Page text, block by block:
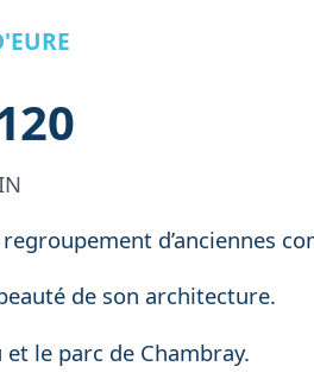
d’anciennes
de son architecture.
le parc de Chambray.